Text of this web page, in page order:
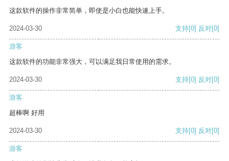
这款软件的操作非常简单，即使是小白也能快速上手。
2024-03-30 支持[0] 反对[0]
游客
这款软件的功能非常强大，可以满足我日常使用的需求。
2024-03-30 支持[0] 反对[0]
游客
超棒啊 好用
2024-03-30 支持[0] 反对[0]
游客